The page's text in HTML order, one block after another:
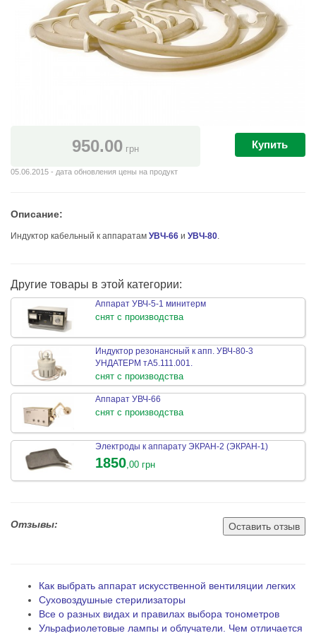
950.00грн
05.06.2015 - дата обновления цены на продукт
Купить
Описание:
Индуктор кабельный к аппаратам УВЧ-66 и УВЧ-80
Другие товары в этой категории:
Аппарат УВЧ-5-1 минитерм
снят с производства
Индуктор резонансный к апп. УВЧ-80-3
УНДАТЕРМ тА5.111.001.
снят с производства
Аппарат УВЧ-66
снят с производства
Электроды к аппарату ЭКРАН-2 (ЭКРАН-1)
1850,00 грн
Отзывы: Оставить отзыв
Как выбрать аппарат искусственной вентиляции легких
Суховоздушные стерилизаторы
Все о разных видах и правилах выбора тонометров
Ульрафиолетовые лампы и облучатели. Чем отличается